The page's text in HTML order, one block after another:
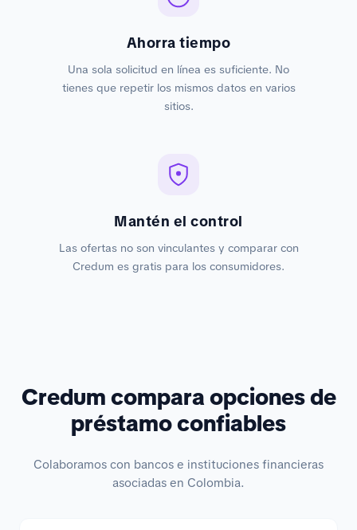
Ahorra tiempo
Una sola solicitud en línea es suficiente. No
tienes que repetir los mismos datos en varios
sitios.
Mantén el control
Las ofertas no son vinculantes y comparar con
Credum es gratis para los consumidores.
Credum compara opciones de
préstamo confiables
Colaboramos con bancos e instituciones financieras
asociadas en Colombia.